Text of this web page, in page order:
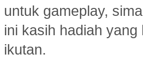
untuk gameplay,
ini kasih hadiah
ikutan.